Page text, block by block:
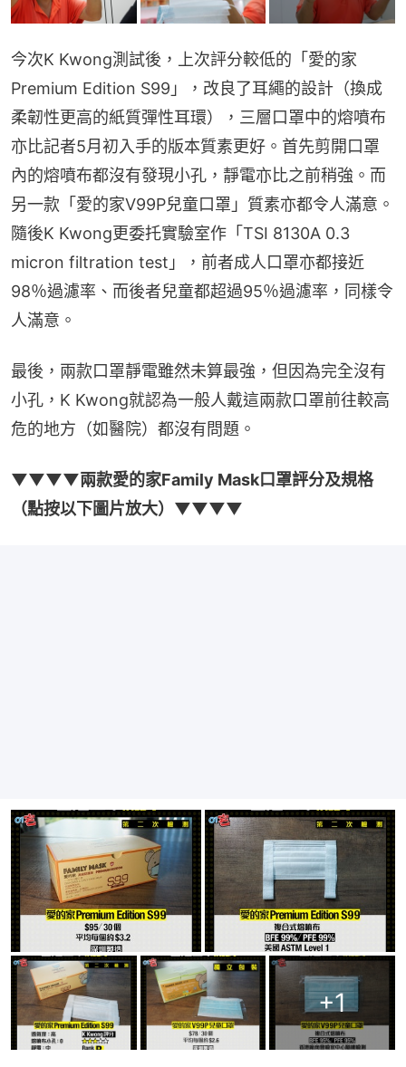
今次K Kwong測試後，上次評分較低的「愛的家
Premium Edition S99」，改良了耳繩的設計（換成
柔韌性更高的紙質彈性耳環），三層口罩中的熔噴布
亦比記者5月初入手的版本質素更好。首先剪開口罩
內的熔噴布都沒有發現小孔，靜電亦比之前稍強。而
另一款「愛的家V99P兒童口罩」質素亦都令人滿意。
隨後K Kwong更委托實驗室作「TSI 8130A 0.3
micron filtration test」，前者成人口罩亦都接近
98％過濾率、而後者兒童都超過95％過濾率，同樣令
人滿意。
最後，兩款口罩靜電雖然未算最強，但因為完全沒有
小孔，K Kwong就認為一般人戴這兩款口罩前往較高
危的地方（如醫院）都沒有問題。
▼▼▼▼兩款愛的家Family Mask口罩評分及規格
（點按以下圖片放大）▼▼▼▼
+1